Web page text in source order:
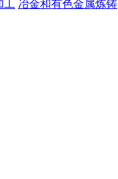
工 冶金和有色金属炼铸